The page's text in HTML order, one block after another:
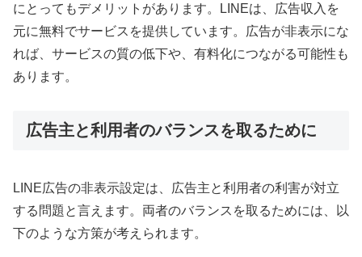
にとってもデメリットがあります。LINEは、広告収入を
元に無料でサービスを提供しています。広告が非表示にな
れば、サービスの質の低下や、有料化につながる可能性も
あります。
広告主と利用者のバランスを取るために
LINE広告の非表示設定は、広告主と利用者の利害が対立
する問題と言えます。両者のバランスを取るためには、以
下のような方策が考えられます。